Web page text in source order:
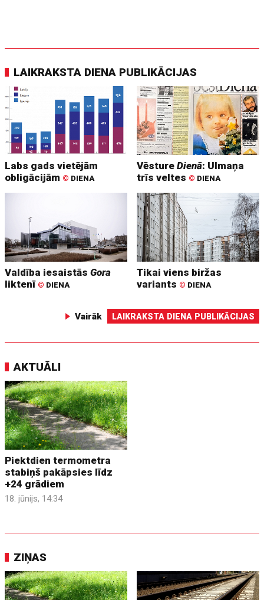
LAIKRAKSTA DIENA PUBLIKĀCIJAS
Labs gads vietējām
obligācijām © DIENA
VēstureDienā: Ulmaņa
trīs veltes © DIENA
Valdība iesaistāsGora
liktenī © DIENA
Tikai viens biržas
variants © DIENA
Vairāk LAIKRAKSTA DIENA PUBLIKĀCIJAS
AKTUĀLI
Piektdien termometra
stabiņš pakāpsies līdz
+24 grādiem
18. jūnijs, 14:34
ZIŅAS